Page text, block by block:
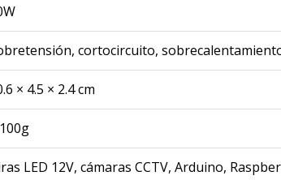
cortocircuito,
× 4.5 × 2.4 cm
LED 12V, cámaras CCTV, Arduino,